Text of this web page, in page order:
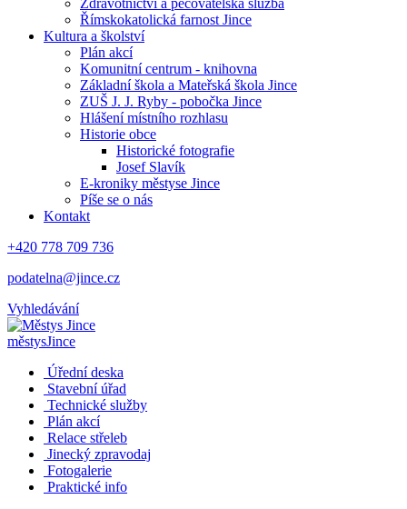
Zdravotnictví a pečovatelská služba
Římskokatolická farnost Jince
Kultura a školství
Plán akcí
Komunitní centrum - knihovna
Základní škola a Mateřská škola Jince
ZUŠ J. J. Ryby - pobočka Jince
Hlášení místního rozhlasu
Historie obce
Historické fotografie
Josef Slavík
E-kroniky městyse Jince
Píše se o nás
Kontakt
+420 778 709 736
podatelna@jince.cz
Vyhledávání
městysJince
Úřední deska
Stavební úřad
Technické služby
Plán akcí
Relace střeleb
Jinecký zpravodaj
Fotogalerie
Praktické info